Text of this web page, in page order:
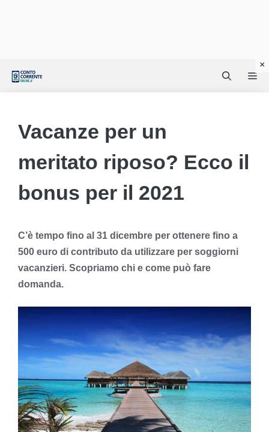
Vacanze per un
meritato riposo? Ecco il
bonus per il 2021
C’è tempo fino al 31 dicembre per ottenere fino a
500 euro di contributo da utilizzare per soggiorni
vacanzieri. Scopriamo chi e come può fare
domanda.